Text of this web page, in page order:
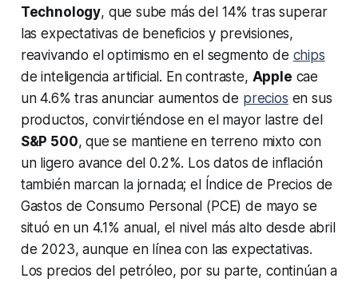
Technology, que sube más del 14% tras superar
las expectativas de beneficios y previsiones,
reavivando el optimismo en el segmento de chips
de inteligencia artificial. En contraste, Apple cae
un 4.6% tras anunciar aumentos de precios en sus
productos, convirtiéndose en el mayor lastre del
S&P 500, que se mantiene en terreno mixto con
un ligero avance del 0.2%. Los datos de inflación
también marcan la jornada; el Índice de Precios de
Gastos de Consumo Personal (PCE) de mayo se
situó en un 4.1% anual, el nivel más alto desde abril
de 2023, aunque en línea con las expectativas.
Los precios del petróleo, por su parte, continúan a